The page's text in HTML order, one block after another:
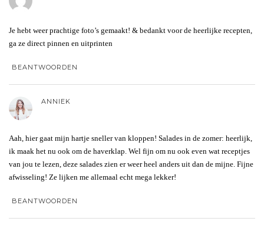
Je hebt weer prachtige foto’s gemaakt! & bedankt voor de heerlijke recepten,
ga ze direct pinnen en uitprinten
BEANTWOORDEN
ANNIEK
Aah, hier gaat mijn hartje sneller van kloppen! Salades in de zomer: heerlijk,
ik maak het nu ook om de haverklap. Wel fijn om nu ook even wat receptjes
van jou te lezen, deze salades zien er weer heel anders uit dan de mijne. Fijne
afwisseling! Ze lijken me allemaal echt mega lekker!
BEANTWOORDEN